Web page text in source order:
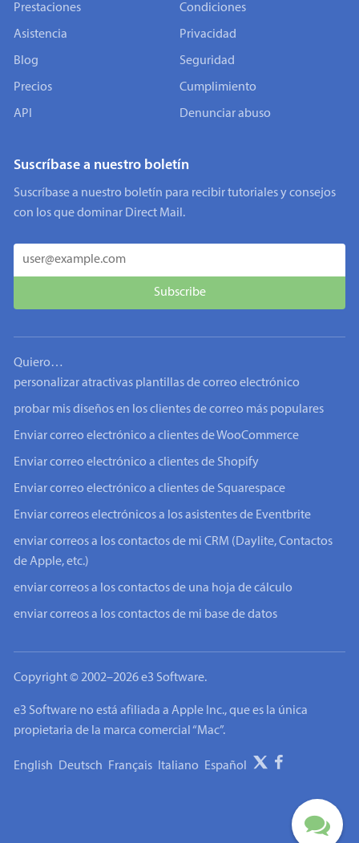
Prestaciones
Asistencia
Blog
Precios
API
Condiciones
Privacidad
Seguridad
Cumplimiento
Denunciar abuso
Suscríbase a nuestro boletín
Suscríbase a nuestro boletín para recibir tutoriales y consejos
con los que dominar Direct Mail.
Quiero…
personalizar atractivas plantillas de correo electrónico
probar mis diseños en los clientes de correo más populares
Enviar correo electrónico a clientes de WooCommerce
Enviar correo electrónico a clientes de Shopify
Enviar correo electrónico a clientes de Squarespace
Enviar correos electrónicos a los asistentes de Eventbrite
enviar correos a los contactos de mi CRM (Daylite, Contactos
de Apple, etc.)
enviar correos a los contactos de una hoja de cálculo
enviar correos a los contactos de mi base de datos
Copyright © 2002–2026 e3 Software.
e3 Software no está afiliada a Apple Inc., que es la única
propietaria de la marca comercial “Mac”.
English Deutsch Français Italiano Español